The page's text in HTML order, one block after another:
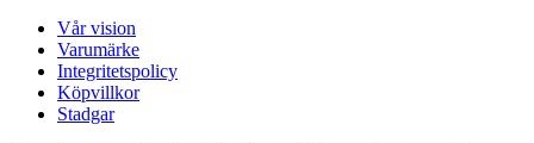
Vår vision
Varumärke
Integritetspolicy
Köpvillkor
Stadgar